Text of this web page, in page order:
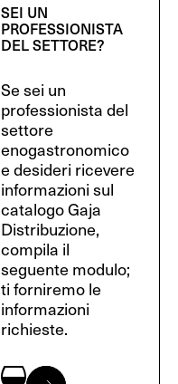
SEI UN
PROFESSIONISTA
DEL SETTORE?
Se sei un
professionista del
settore
enogastronomico
e desideri ricevere
informazioni sul
catalogo Gaja
Distribuzione,
compila il
seguente modulo;
ti forniremo le
informazioni
richieste.